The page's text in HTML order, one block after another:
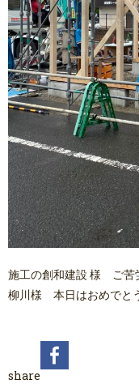
施工の創和建設 様 ご苦
柳川様 本日はおめでと
share